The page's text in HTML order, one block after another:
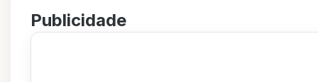
Publicidade